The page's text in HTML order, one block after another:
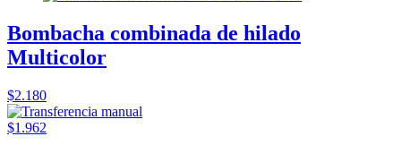
Bombacha combinada de hilado
Multicolor
$2.180
$1.962